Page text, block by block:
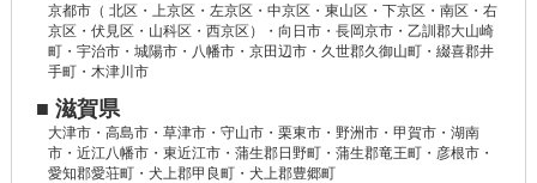
京都市（ 北区・上京区・左京区・中京区・東山区・下京区・南区・右
京区・伏見区・山科区・西京区）・向日市・長岡京市・乙訓郡大山崎
町・宇治市・城陽市・八幡市・京田辺市・久世郡久御山町・綴喜郡井
手町・木津川市
■ 滋賀県
大津市・高島市・草津市・守山市・栗東市・野洲市・甲賀市・湖南
市・近江八幡市・東近江市・蒲生郡日野町・蒲生郡竜王町・彦根市・
愛知郡愛荘町・犬上郡甲良町・犬上郡豊郷町